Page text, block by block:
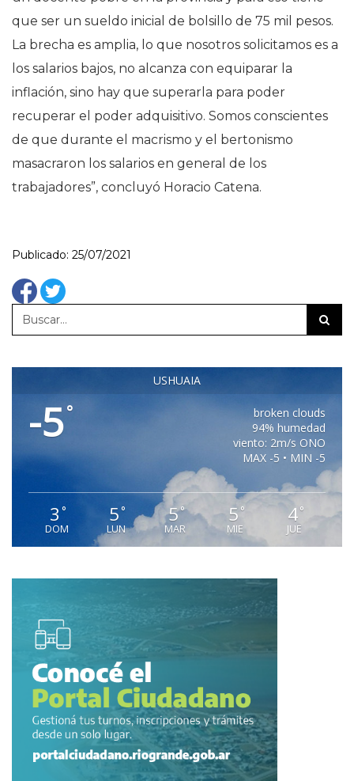
que ser un sueldo inicial de bolsillo de 75 mil pesos.
La brecha es amplia, lo que nosotros solicitamos es a
los salarios bajos, no alcanza con equiparar la
inflación, sino hay que superarla para poder
recuperar el poder adquisitivo. Somos conscientes
de que durante el macrismo y el bertonismo
masacraron los salarios en general de los
trabajadores”, concluyó Horacio Catena.
Publicado: 25/07/2021
USHUAIA
-5°
broken clouds
94% humedad
viento: 2m/s ONO
MAX -5 • MIN -5
3 °
DOM
5 °
LUN
5°
MAR
5 °
MIE
4°
JUE